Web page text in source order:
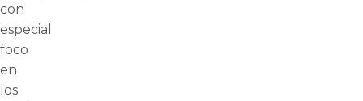
con
especial
foco
en
los